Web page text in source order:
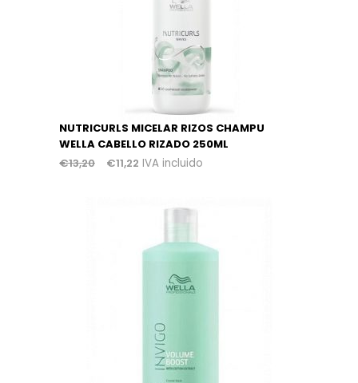
NUTRICURLS MICELAR RIZOS CHAMPU
WELLA CABELLO RIZADO 250ML
€13,20 €11,22 IVA incluido